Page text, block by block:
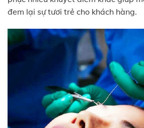
đem lại sự tươi trẻ cho khách hàng.